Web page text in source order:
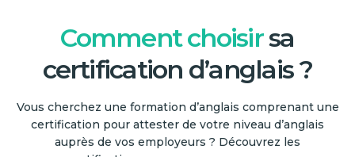
Comment choisirsa
certification d’anglais ?
Vous cherchez une formation d’anglais comprenant une
certification pour attester de votre niveau d’anglais
auprès de vos employeurs ? Découvrez les